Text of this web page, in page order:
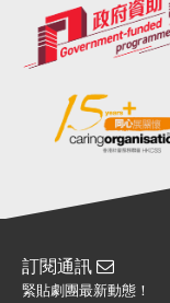
訂閱通訊
緊貼劇團最新動態！